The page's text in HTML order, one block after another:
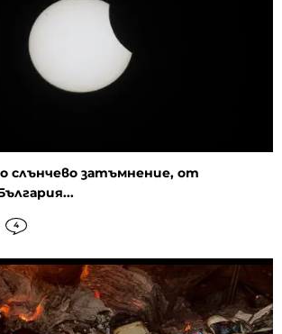
слънчево затъмнение, от
4